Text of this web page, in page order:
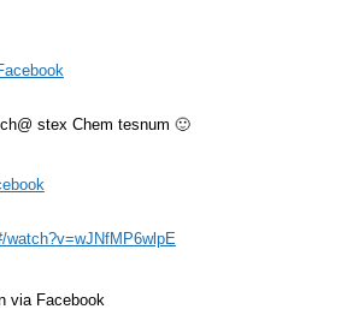
stex Chem tesnum 🙂
watch?v=wJNfMP6wlpE
via Facebook